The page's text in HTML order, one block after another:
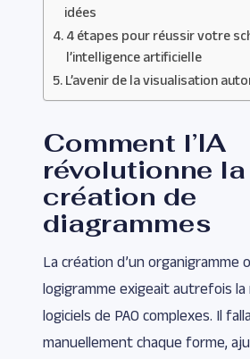
idées
4 étapes pour réussir votre
l’intelligence artificielle
L’avenir de la visualisation
Comment l’IA
révolutionne la
création de
diagrammes
La création d’un organigramme
logigramme exigeait autrefois la
logiciels de PAO complexes. Il
manuellement chaque forme,